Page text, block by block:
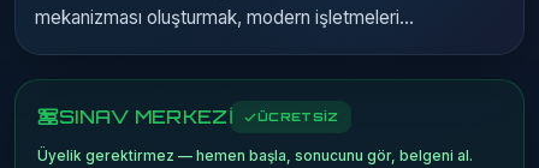
mekanizması oluşturmak, modern işletmeleri…
SINAV MERKEZİ ÜCRETSİZ
Üyelik gerektirmez — hemen başla, sonucunu gör, belgeni al.